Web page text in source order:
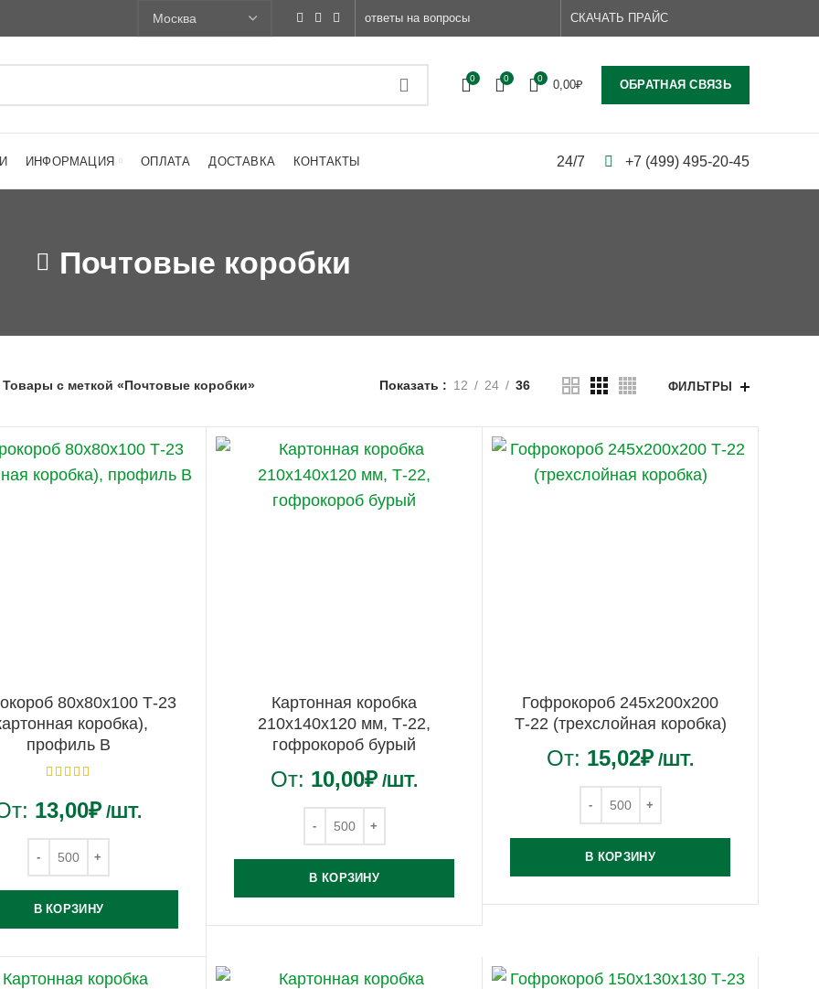
ответы на вопросы СКАЧАТЬ ПРАЙС
0 0 0 0,00₽ ОБРАТНАЯ СВЯЗЬ
ИНФОРМАЦИЯ ОПЛАТА ДОСТАВКА КОНТАКТЫ 24/7 +7 (499) 495-20-45
Почтовые коробки
Товары с меткой «Почтовые коробки» Показать 12 24 36 ФИЛЬТРЫ
80х80х100 Т-23
коробка),
профиль B
13,00₽ /ШТ.
В КОРЗИНУ
Картонная коробка
210х140х120 мм, Т-22,
гофрокороб бурый
От: 10,00₽ /ШТ.
В КОРЗИНУ
Гофрокороб 245х200х200
Т-22 (трехслойная коробка)
От: 15,02₽ /ШТ.
В КОРЗИНУ